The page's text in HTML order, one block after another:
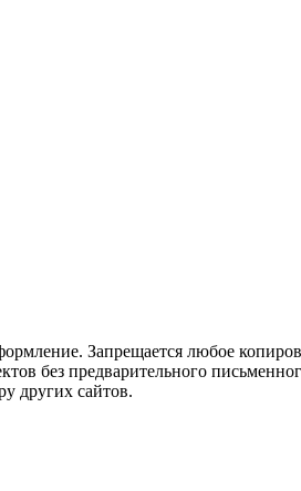
Запрещается любое
без предварительного
других сайтов.